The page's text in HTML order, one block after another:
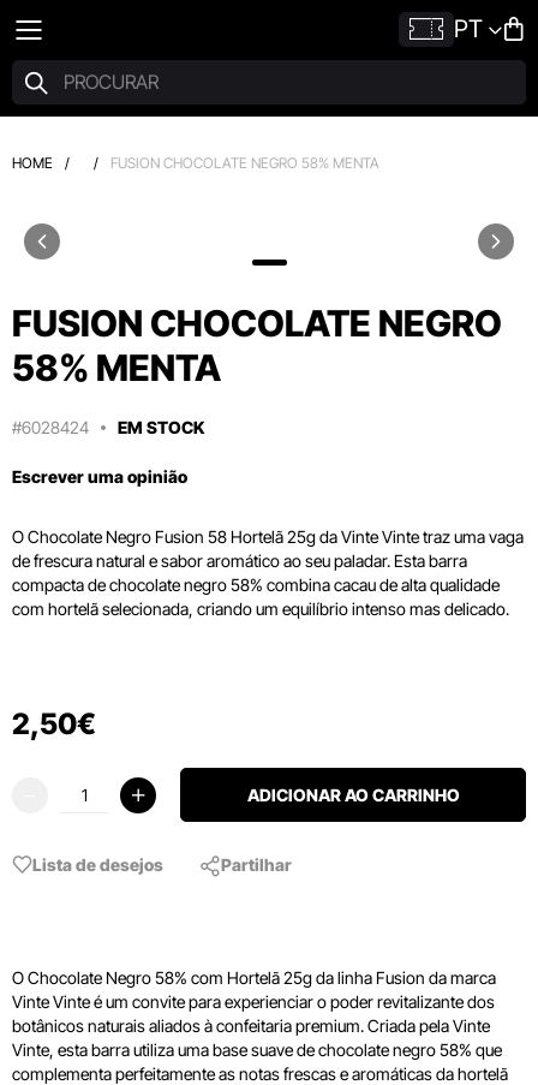
PT
HOME / / FUSION CHOCOLATE NEGRO 58% MENTA
FUSION CHOCOLATE NEGRO
58% MENTA
#6028424 EM STOCK
Escrever uma opinião
O Chocolate Negro Fusion 58 Hortelã 25g da Vinte Vinte traz uma vaga
de frescura natural e sabor aromático ao seu paladar. Esta barra
compacta de chocolate negro 58% combina cacau de alta qualidade
com hortelã selecionada, criando um equilíbrio intenso mas delicado.
2,50€
ADICIONAR AO CARRINHO
Lista de desejos Partilhar
O Chocolate Negro 58% com Hortelã 25g da linha Fusion da marca
Vinte Vinte é um convite para experienciar o poder revitalizante dos
botânicos naturais aliados à confeitaria premium. Criada pela Vinte
Vinte, esta barra utiliza uma base suave de chocolate negro 58% que
complementa perfeitamente as notas frescas e aromáticas da hortelã